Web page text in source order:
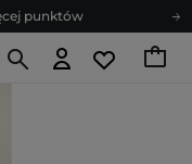
punktów
porad
do 24h.
punktów